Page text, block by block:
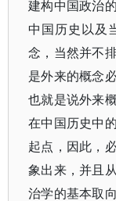
建构中国政治
中国历史以及
念，当然并不
是外来的概念
也就是说外来
在中国历史中
起点，因此，
象出来，并且
治学的基本取